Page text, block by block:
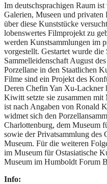
Im deutschsprachigen Raum
Galerien, Museen und
über diese Kunststücke
lobenswertes Filmprojekt zu
werden Kunstsammlungen im
vorgestellt. Gestartet wurde
Sammelleidenschaft August
Porzellane in den Staatlichen
Filme sind ein Projekt des
Deren Chefin Yan Xu-Lackner
Kiwitt setzte sie zusammen
ist nach Angaben von Ronald
widmet sich den
Charlottenburg, dem Museum
sowie der Privatsammlung des
Museum. Für die weiteren
im Museum für Ostasiatische
Museum im Humboldt Forum
Info: